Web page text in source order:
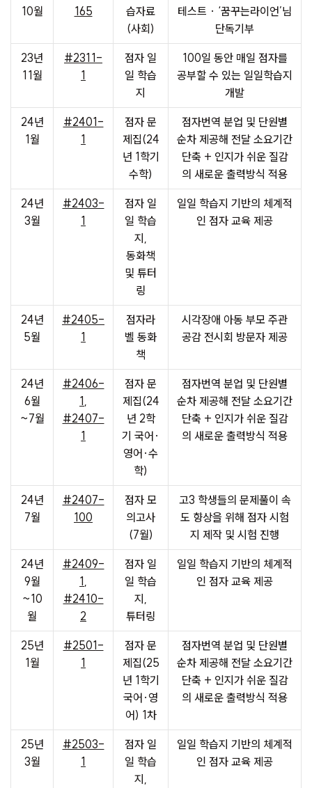
10월
165
습자료
(사회)
테스트 · ‘꿈꾸는라이언’님
단독기부
23년
11월
#2311-
1
점자 일
일 학습
지
100일 동안 매일 점자를
공부할 수 있는 일일학습지
개발
24년
1월
#2401-
1
점자 문
제집(24
년 1학기
수학)
점자번역 분업 및 단원별
순차 제공해 전달 소요기간
단축 + 인지가 쉬운 질감
의 새로운 출력방식 적용
24년
3월
#2403-
1
점자 일
일 학습
지,
동화책
및 튜터
링
일일 학습지 기반의 체계적
인 점자 교육 제공
24년
5월
#2405-
1
점자라
벨 동화
책
시각장애 아동 부모 주관
공감 전시회 방문자 제공
24년
6월
~7월
#2406-
1
#2407-
1
점자 문
제집(24
년 2학
기 국어·
영어·수
학)
점자번역 분업 및 단원별
순차 제공해 전달 소요기간
단축 + 인지가 쉬운 질감
의 새로운 출력방식 적용
24년
7월
#2407-
100
점자 모
의고사
(7월)
고3 학생들의 문제풀이 속
도 향상을 위해 점자 시험
지 제작 및 시험 진행
24년
9월
~10
월
#2409-
1
#2410-
2
점자 일
일 학습
지,
튜터링
일일 학습지 기반의 체계적
인 점자 교육 제공
25년
1월
#2501-
1
점자 문
제집(25
년 1학기
국어·영
어) 1차
점자번역 분업 및 단원별
순차 제공해 전달 소요기간
단축 + 인지가 쉬운 질감
의 새로운 출력방식 적용
25년
3월
#2503-
1
점자 일
일 학습
지,
일일 학습지 기반의 체계적
인 점자 교육 제공